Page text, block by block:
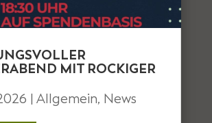
MIT ROCKIGER
| Allgemein, News